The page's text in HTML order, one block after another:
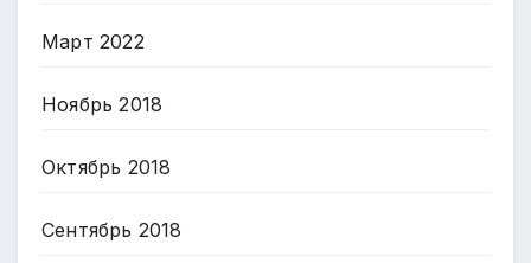
Март 2022
Ноябрь 2018
Октябрь 2018
Сентябрь 2018